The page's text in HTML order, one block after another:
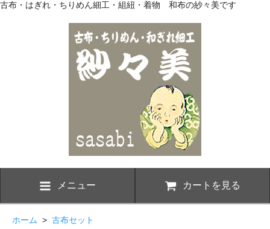
古布・はぎれ・ちりめん細工・組紐・着物 和布の紗々美です
メニュー カートを見る
ホーム > 古布セット